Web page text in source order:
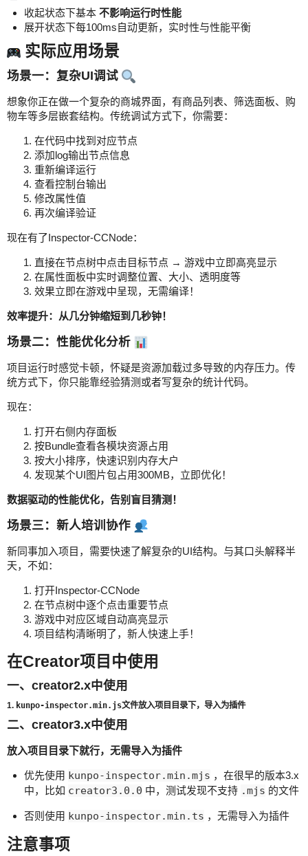
收起状态下基本 不影响运行时性能
展开状态下每100ms自动更新，实时性与性能平衡
实际应用场景
场景一：复杂UI调试
想象你正在做一个复杂的商城界面，有商品列表、筛选面板、购
物车等多层嵌套结构。传统调试方式下，你需要：
在代码中找到对应节点
添加log输出节点信息
重新编译运行
查看控制台输出
修改属性值
再次编译验证
现在有了Inspector-CCNode：
直接在节点树中点击目标节点 → 游戏中立即高亮显示
在属性面板中实时调整位置、大小、透明度等
效果立即在游戏中呈现，无需编译！
效率提升：从几分钟缩短到几秒钟！
场景二：性能优化分析
项目运行时感觉卡顿，怀疑是资源加载过多导致的内存压力。传
统方式下，你只能靠经验猜测或者写复杂的统计代码。
现在：
打开右侧内存面板
按Bundle查看各模块资源占用
按大小排序，快速识别内存大户
发现某个UI图片包占用300MB，立即优化！
数据驱动的性能优化，告别盲目猜测！
场景三：新人培训协作
新同事加入项目，需要快速了解复杂的UI结构。与其口头解释半
天，不如：
打开Inspector-CCNode
在节点树中逐个点击重要节点
游戏中对应区域自动高亮显示
项目结构清晰明了，新人快速上手！
在Creator项目中使用
一、creator2.x中使用
1. kunpo-inspector.min.js文件放入项目目录下，导入为插件
二、creator3.x中使用
放入项目目录下就行，无需导入为插件
优先使用 kunpo-inspector.min.mjs ，在很早的版本3.x
中，比如 creator3.0.0 中，测试发现不支持 .mjs 的文件
否则使用 kunpo-inspector.min.ts ，无需导入为插件
注意事项